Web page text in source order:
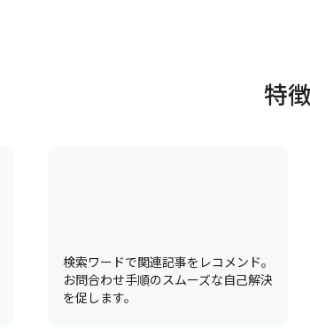
特徴
検索ワードで関連記事をレコメンド。
お問合わせ手順のスムーズな自己解決
を促します。